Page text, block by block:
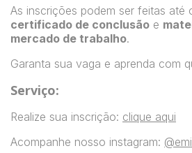
As inscrições podem ser feitas até
certificado de conclusão e
mercado de trabalho.
Garanta sua vaga e aprenda com
Serviço:
Realize sua inscrição: clique aqui
Acompanhe nosso instagram: